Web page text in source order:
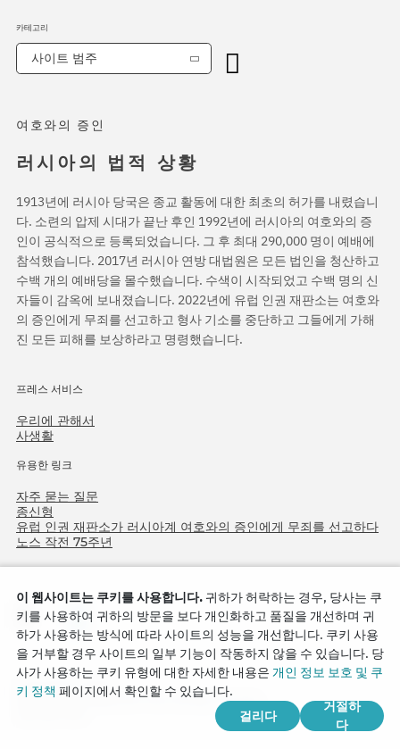
여호와의 증인
러시아의 법적 상황
1913년에 러시아 당국은 종교 활동에 대한 최초의 허가를 내렸습니
다. 소련의 압제 시대가 끝난 후인 1992년에 러시아의 여호와의 증
인이 공식적으로 등록되었습니다. 그 후 최대 290,000 명이 예배에
참석했습니다. 2017년 러시아 연방 대법원은 모든 법인을 청산하고
수백 개의 예배당을 몰수했습니다. 수색이 시작되었고 수백 명의 신
자들이 감옥에 보내졌습니다. 2022년에 유럽 인권 재판소는 여호와
의 증인에게 무죄를 선고하고 형사 기소를 중단하고 그들에게 가해
진 모든 피해를 보상하라고 명령했습니다.
프레스 서비스
우리에 관해서
사생활
유용한 링크
자주 묻는 질문
종신형
유럽 인권 재판소가 러시아계 여호와의 증인에게 무죄를 선고하다
노스 작전 75주년
카테고리
사이트 범주
Copyright © 2026
Watch Tower Bible and Tract Society of Korea.
이 웹사이트는 쿠키를 사용합니다. 귀하가 허락하는 경우, 당사는 쿠
키를 사용하여 귀하의 방문을 보다 개인화하고 품질을 개선하며 귀
하가 사용하는 방식에 따라 사이트의 성능을 개선합니다. 쿠키 사용
을 거부할 경우 사이트의 일부 기능이 작동하지 않을 수 있습니다. 당
사가 사용하는 쿠키 유형에 대한 자세한 내용은 개인 정보 보호 및 쿠
키 정책 페이지에서 확인할 수 있습니다.
걸리다
거절하
다